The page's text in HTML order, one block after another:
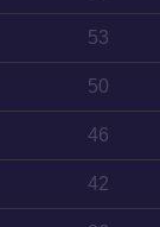
53
50
46
42